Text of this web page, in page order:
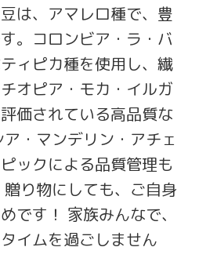
は、アマレロ種で、豊
。コロンビア・ラ・バ
ィピカ種を使用し、繊
オピア・モカ・イルガ
価されている高品質な
・マンデリン・アチェ
ックによる品質管理も
り物にしても、ご自身
です！ 家族みんなで、
イムを過ごしません